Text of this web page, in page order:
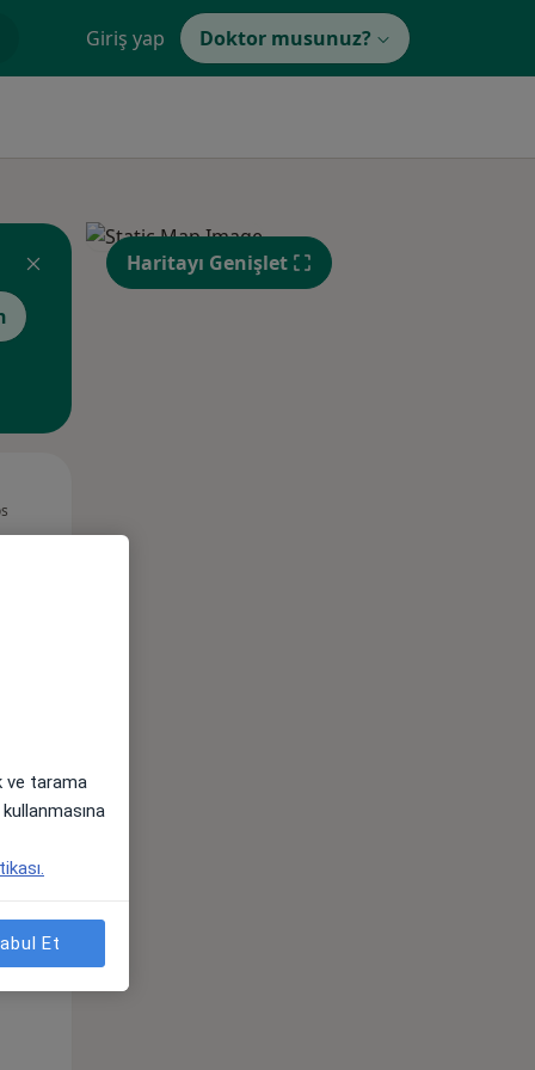
Giriş yap Doktor musunuz?
12 Ağustos
Haritayı Genişlet
ve tarama
Et